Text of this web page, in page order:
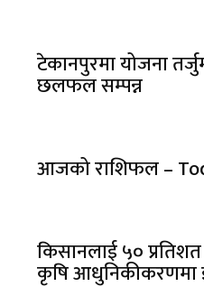
टेकानपुरमा योजना
छलफल सम्पन्न
आजको राशिफल –
किसानलाई ५०
कृषि आधुनिकीकरणमा